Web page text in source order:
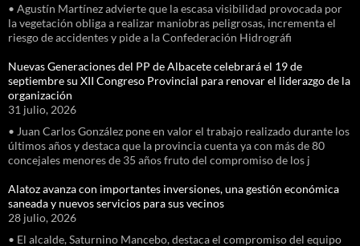
• Agustín Martínez advierte que la escasa visibilidad provocada por
la vegetación obliga a realizar maniobras peligrosas, incrementa el
riesgo de accidentes y pide a la Confederación Hidrográfi
Nuevas Generaciones del PP de Albacete celebrará el 19 de
septiembre su XII Congreso Provincial para renovar el liderazgo de la
organización
31 julio, 2026
• Juan Carlos González pone en valor el trabajo realizado durante los
últimos años y destaca que la provincia cuenta ya con más de 80
concejales menores de 35 años fruto del compromiso de los j
Alatoz avanza con importantes inversiones, una gestión económica
saneada y nuevos servicios para sus vecinos
28 julio, 2026
• El alcalde, Saturnino Mancebo, destaca el compromiso del equipo